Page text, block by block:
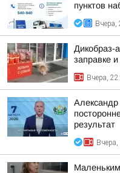
пунктов
Вчера,
Дикобраз-
заправке
Вчера,
результат